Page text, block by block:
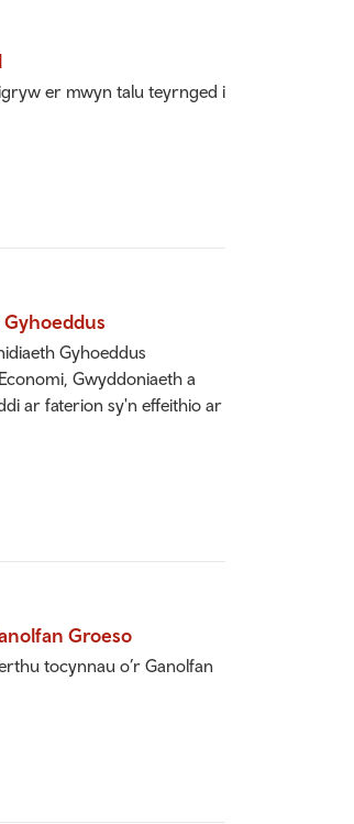
er mwyn talu teyrnged i
Gyhoeddus
Gwyddoniaeth a
ar faterion sy'n effeithio ar
Groeso
tocynnau o’r Ganolfan